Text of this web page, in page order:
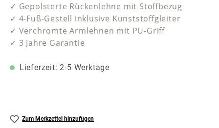
✓ Gepolsterte Rückenlehne mit Stoffbezug
✓ 4-Fuß-Gestell inklusive Kunststoffgleiter
✓ Verchromte Armlehnen mit PU-Griff
✓ 3 Jahre Garantie
Lieferzeit: 2-5 Werktage
Zum Merkzettel hinzufügen